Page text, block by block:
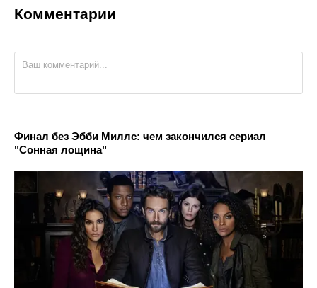
Комментарии
Финал без Эбби Миллс: чем закончился сериал
"Сонная лощина"